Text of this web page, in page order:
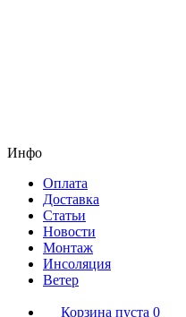
Инфо
Оплата
Доставка
Статьи
Новости
Монтаж
Инсоляция
Ветер
Корзина пуста 0